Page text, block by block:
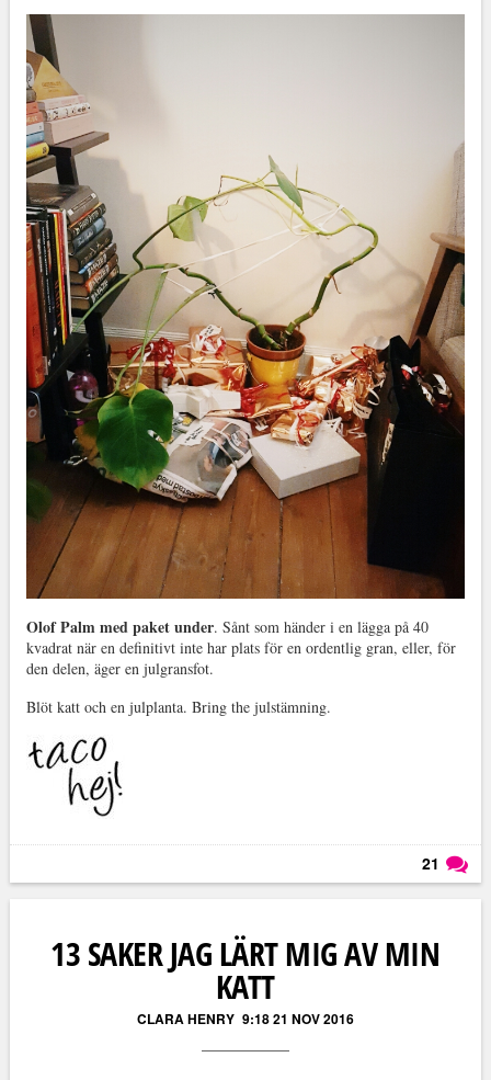
Olof Palm med paket under. Sånt som händer i en lägga på 40
kvadrat när en definitivt inte har plats för en ordentlig gran, eller, för
den delen, äger en julgransfot.
Blöt katt och en julplanta. Bring the julstämning.
21
13 SAKER JAG LÄRT MIG AV MIN
KATT
CLARA HENRY 9:18 21 NOV 2016